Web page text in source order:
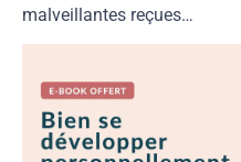
malveillantes reçues…